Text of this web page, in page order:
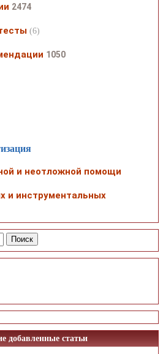
2474
(6)
1050
и неотложной помощи
и инструментальных
добавленные статьи